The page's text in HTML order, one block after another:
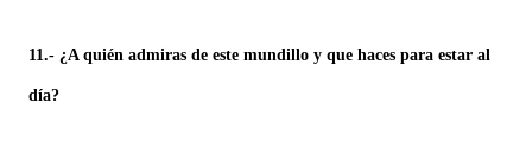
11.- ¿A quién admiras de este mundillo y que haces para estar al
día?